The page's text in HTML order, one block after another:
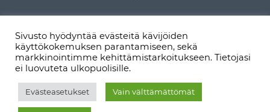
Sivukartta
© 2026 hamsterit.net: Tekijänoikeudet kuuluvat
Sivusto hyödyntää evästeitä kävijöiden
käyttökokemuksen parantamiseen, sekä
markkinointimme kehittämistarkoitukseen. Tietojasi
ei luovuteta ulkopuolisille.
Evästeasetukset Vain välttämättömät